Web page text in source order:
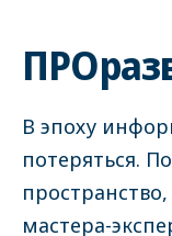
В эпоху
потеряться.
мастера-